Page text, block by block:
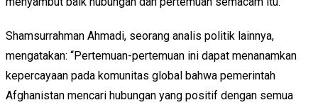
Shamsurrahman Ahmadi, seorang analis politik lainnya,
mengatakan: “Pertemuan-pertemuan ini dapat menanamkan
kepercayaan pada komunitas global bahwa pemerintah
Afghanistan mencari hubungan yang positif dengan semua